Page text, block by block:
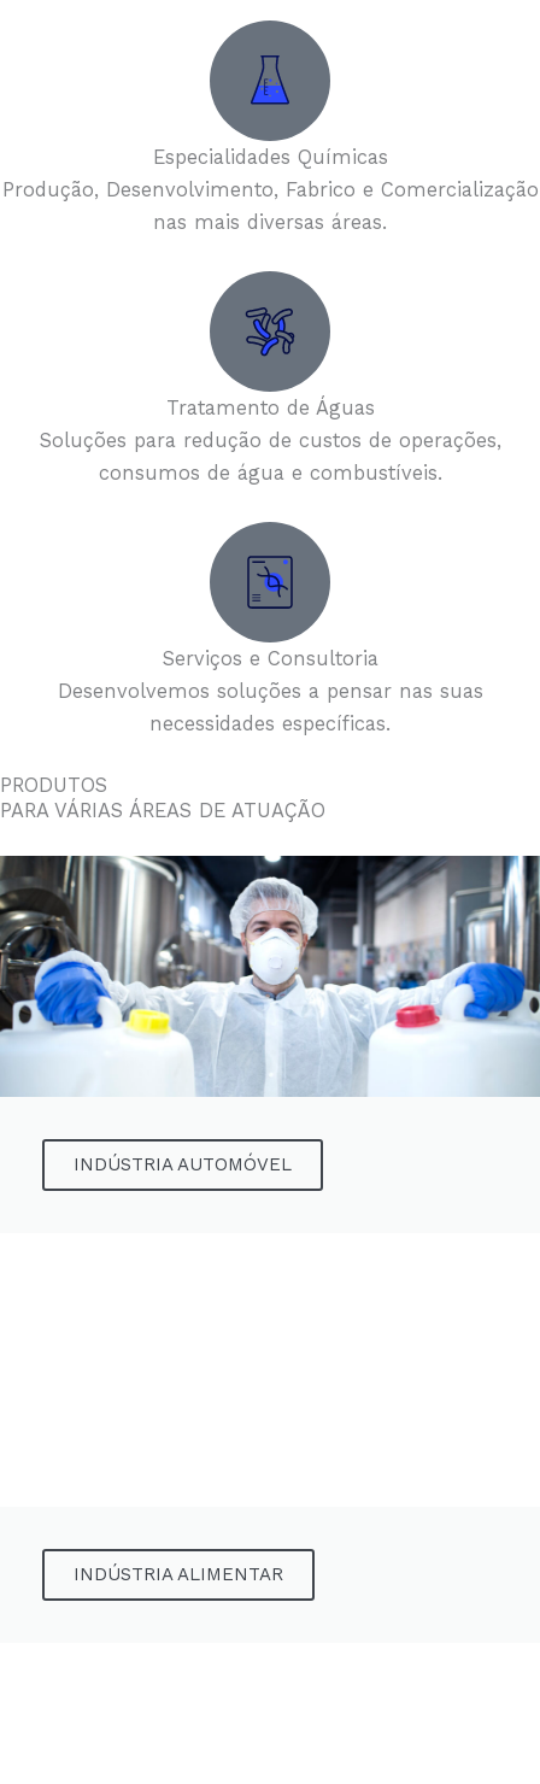
Especialidades Químicas
Produção, Desenvolvimento, Fabrico e Comercialização
nas mais diversas áreas.
Tratamento de Águas
Soluções para redução de custos de operações,
consumos de água e combustíveis.
Serviços e Consultoria
Desenvolvemos soluções a pensar nas suas
necessidades específicas.
PRODUTOS
PARA VÁRIAS ÁREAS DE ATUAÇÃO
INDÚSTRIA AUTOMÓVEL
INDÚSTRIA ALIMENTAR